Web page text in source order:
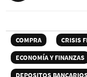
COMPRA
CRISIS
ECONOMÍA Y FINANZAS
DEPOSITOS